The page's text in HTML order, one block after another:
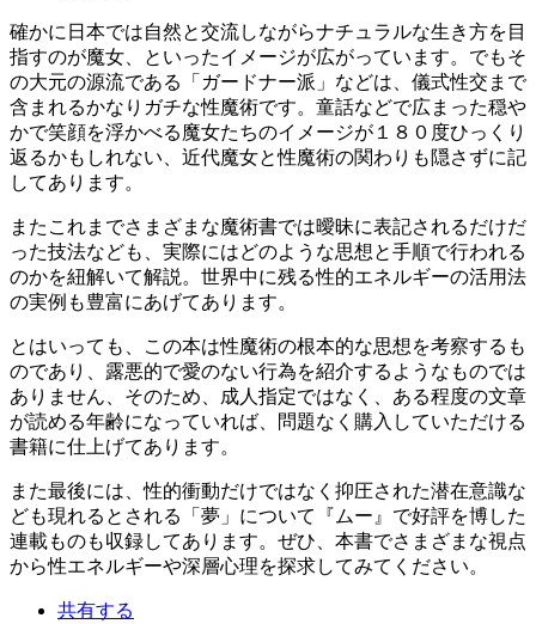
確かに日本では自然と交流しながらナチュラルな生き方を目
指すのが魔女、といったイメージが広がっています。でもそ
の大元の源流である「ガードナー派」などは、儀式性交まで
含まれるかなりガチな性魔術です。童話などで広まった穏や
かで笑顔を浮かべる魔女たちのイメージが１８０度ひっくり
返るかもしれない、近代魔女と性魔術の関わりも隠さずに記
してあります。
またこれまでさまざまな魔術書では曖昧に表記されるだけだ
った技法なども、実際にはどのような思想と手順で行われる
のかを紐解いて解説。世界中に残る性的エネルギーの活用法
の実例も豊富にあげてあります。
とはいっても、この本は性魔術の根本的な思想を考察するも
のであり、露悪的で愛のない行為を紹介するようなものでは
ありません、そのため、成人指定ではなく、ある程度の文章
が読める年齢になっていれば、問題なく購入していただける
書籍に仕上げてあります。
また最後には、性的衝動だけではなく抑圧された潜在意識な
ども現れるとされる「夢」について『ムー』で好評を博した
連載ものも収録してあります。ぜひ、本書でさまざまな視点
から性エネルギーや深層心理を探求してみてください。
共有する